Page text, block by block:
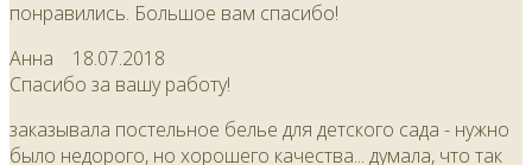
понравились. Большое вам спасибо!
Анна 18.07.2018
Спасибо за вашу работу!
заказывала постельное белье для детского сада - нужно
было недорого, но хорошего качества... думала, что так